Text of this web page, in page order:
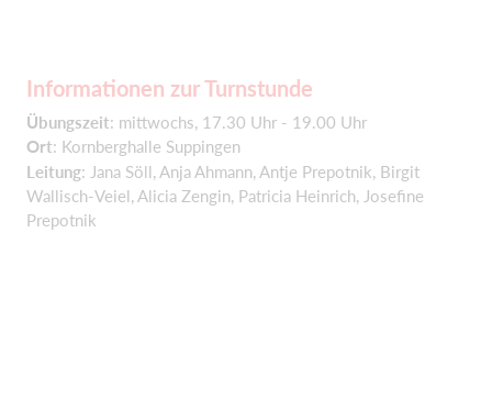
Informationen zur Turnstunde
Übungszeit: mittwochs, 17.30 Uhr - 19.00 Uhr
Ort: Kornberghalle Suppingen
Leitung: Jana Söll, Anja Ahmann, Antje Prepotnik, Birgit
Wallisch-Veiel, Alicia Zengin, Patricia Heinrich, Josefine
Prepotnik